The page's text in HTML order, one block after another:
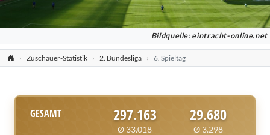
Bildquelle: eintracht-online.net
Zuschauer-Statistik 2. Bundesliga 6. Spieltag
GESAMT 297.163
Ø 33.018
29.680
Ø 3.298